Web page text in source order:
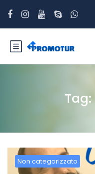
Tag:
Non categorizzato